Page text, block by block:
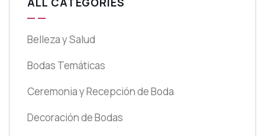
Belleza y Salud
Bodas Temáticas
Ceremonia y Recepción de Boda
Decoración de Bodas